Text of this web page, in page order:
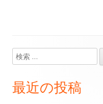
ー
メ
イ
検
索:
最近の投稿